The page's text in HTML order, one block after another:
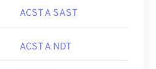
ACST A SAST
ACST A NDT